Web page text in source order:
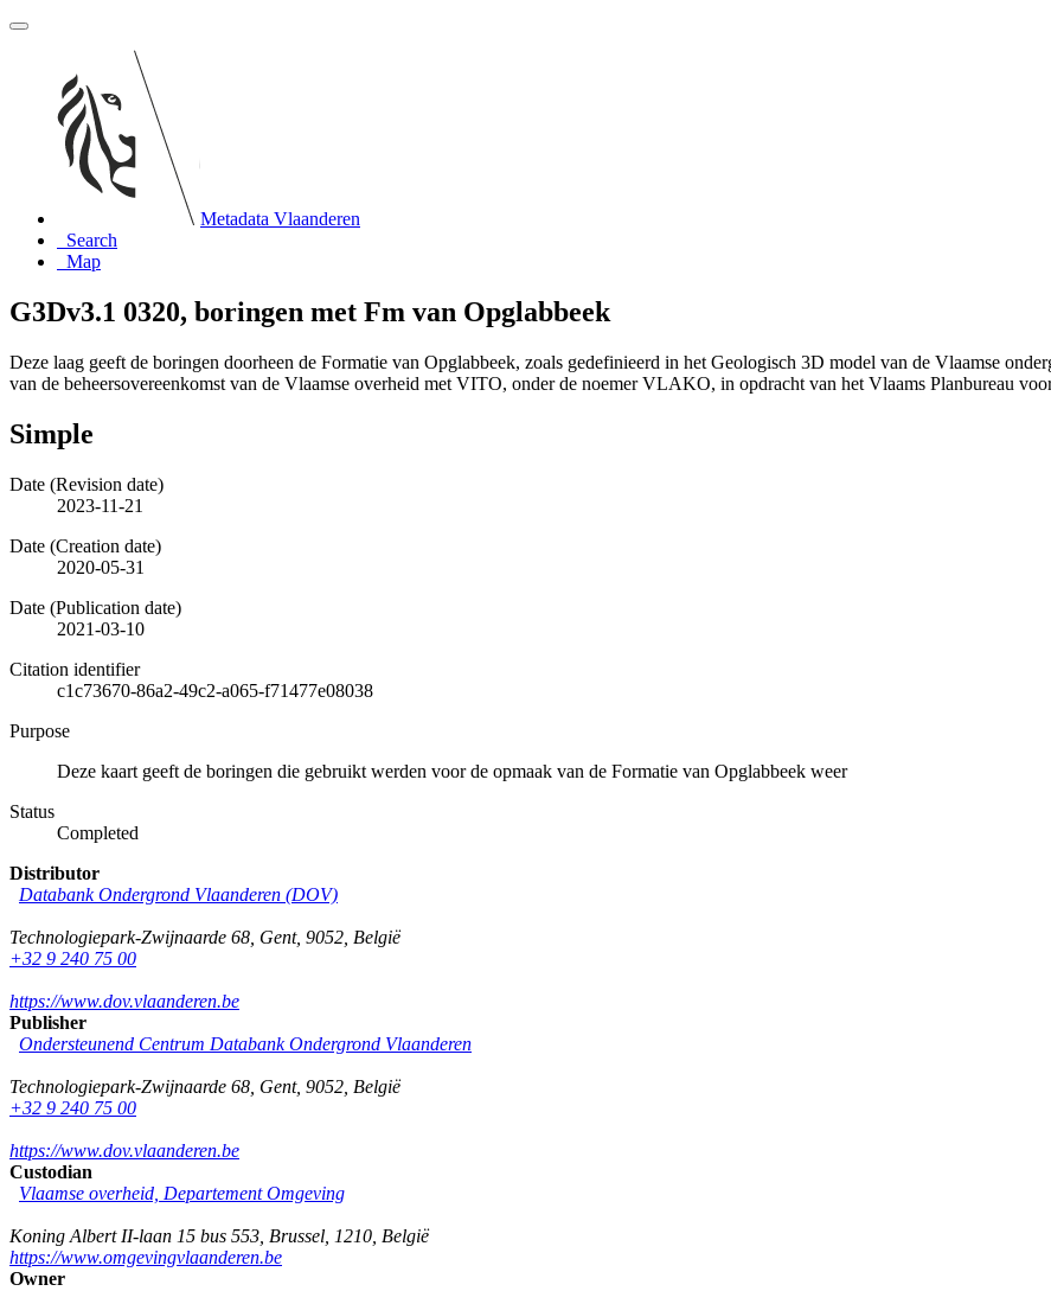
Metadata Vlaanderen
Search
Map
G3Dv3.1 0320, boringen met Fm van Opglabbeek
Deze laag geeft de boringen doorheen de Formatie van Opglabbeek, zoals gedefinieerd in het Geologisch 3D model van de Vlaamse
van de beheersovereenkomst van de Vlaamse overheid met VITO, onder de noemer VLAKO, in opdracht van het Vlaams Planbureau
Simple
Date (Revision date)
2023-11-21
Date (Creation date)
2020-05-31
Date (Publication date)
2021-03-10
Citation identifier
c1c73670-86a2-49c2-a065-f71477e08038
Purpose
Deze kaart geeft de boringen die gebruikt werden voor de opmaak van de Formatie van Opglabbeek weer
Status
Completed
Distributor
Databank Ondergrond Vlaanderen (DOV)
Technologiepark-Zwijnaarde 68 Gent, 9052 België
+32 9 240 75 00
https://www.dov.vlaanderen.be
Publisher
Ondersteunend Centrum Databank Ondergrond Vlaanderen
Technologiepark-Zwijnaarde 68 Gent, 9052 België
+32 9 240 75 00
https://www.dov.vlaanderen.be
Custodian
Vlaamse overheid, Departement Omgeving
Koning Albert II-laan 15 bus 553 Brussel 1210 België
https://www.omgevingvlaanderen.be
Owner